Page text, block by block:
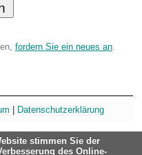
fordern Sie ein neues an.
| Datenschutzerklärung
stimmen Sie der
des Online-